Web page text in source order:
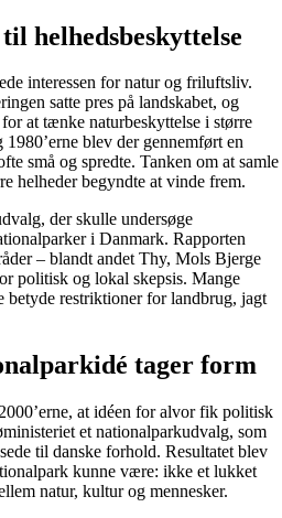
helhedsbeskyttelse
interessen for natur og friluftsliv.
satte pres på landskabet, og
at tænke naturbeskyttelse i større
blev der gennemført en
små og spredte. Tanken om at samle
helheder begyndte at vinde frem.
der skulle undersøge
i Danmark. Rapporten
– blandt andet Thy, Mols Bjerge
politisk og lokal skepsis. Mange
betyde restriktioner for landbrug, jagt
tager form
at idéen for alvor fik politisk
et nationalparkudvalg, som
til danske forhold. Resultatet blev
kunne være: ikke et lukket
natur, kultur og mennesker.